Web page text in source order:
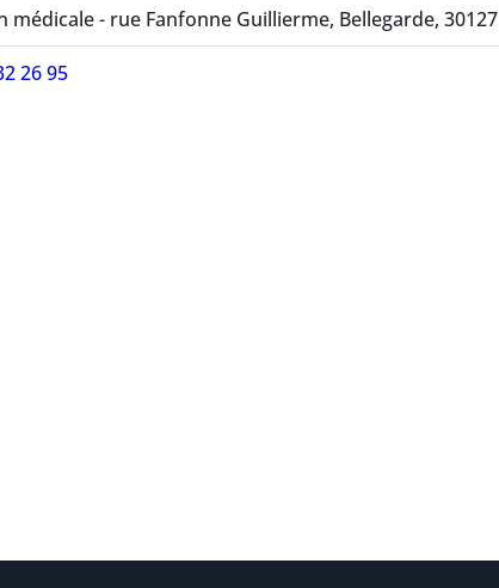
médicale - rue Fanfonne Guillierme, Bellegarde, 30127
26 95